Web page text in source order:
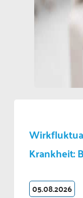
Krankheit:
05.08.2026